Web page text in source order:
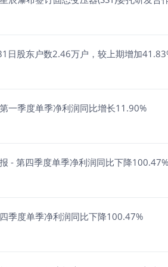
日股东户数2.46万户，较上期增加
一季度单季净利润同比增长11.90%
- 第四季度单季净利润同比下降100.47%
季度单季净利润同比下降100.47%